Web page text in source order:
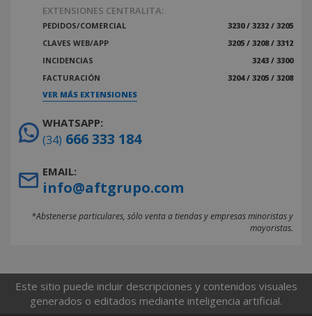
EXTENSIONES CENTRALITA:
PEDIDOS/COMERCIAL
3230 / 3232 / 3205
CLAVES WEB/APP
3205 / 3208 / 3312
INCIDENCIAS
3243 / 3300
FACTURACIÓN
3204 / 3205 / 3208
VER MÁS EXTENSIONES
WHATSAPP:
(34) 666 333 184
EMAIL:
info@aftgrupo.com
*Abstenerse particulares, sólo venta a tiendas y empresas minoristas y
mayoristas.
Este sitio puede incluir descripciones y contenidos visuales
generados o editados mediante inteligencia artificial.